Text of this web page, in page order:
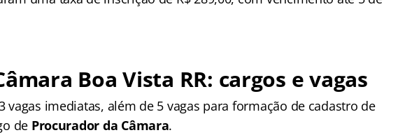
Boa Vista RR: cargos e vagas
vagas imediatas, além de 5 vagas para formação de cadastro de
de Procurador da Câmara.